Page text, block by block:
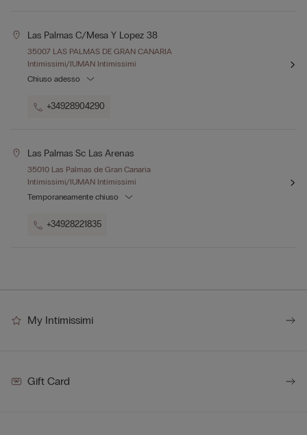
Las Palmas C/mesa Y Lopez 38
35007 LAS PALMAS DE GRAN CANARIA
Intimissimi/IUMAN Intimissimi
Chiuso adesso
+34928904290
Las Palmas Sc Las Arenas
35010 Las Palmas de Gran Canaria
Intimissimi/IUMAN Intimissimi
Temporaneamente chiuso
+34928221835
My Intimissimi
Gift Card